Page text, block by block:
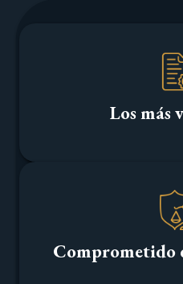
Los más
Comprometido